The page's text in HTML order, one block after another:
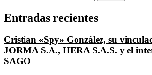
Entradas recientes
Cristian «Spy» González, su
JORMA S.A., HERA S.A.S. y el
SAGO